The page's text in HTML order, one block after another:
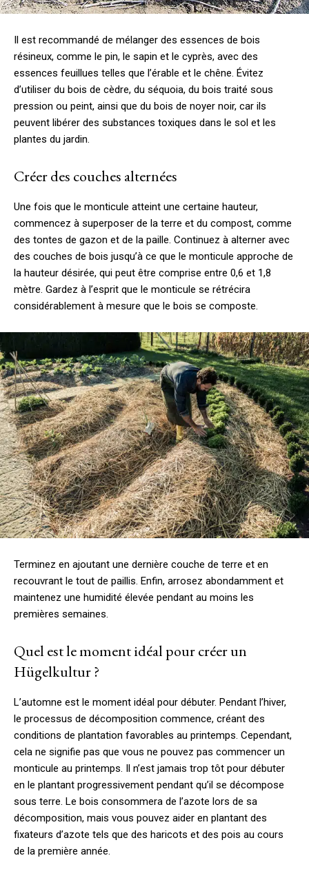
Il est recommandé de mélanger des essences de bois
résineux, comme le pin, le sapin et le cyprès, avec des
essences feuillues telles que l’érable et le chêne. Évitez
d’utiliser du bois de cèdre, du séquoia, du bois traité sous
pression ou peint, ainsi que du bois de noyer noir, car ils
peuvent libérer des substances toxiques dans le sol et les
plantes du jardin.
Créer des couches alternées
Une fois que le monticule atteint une certaine hauteur,
commencez à superposer de la terre et du compost, comme
des tontes de gazon et de la paille. Continuez à alterner avec
des couches de bois jusqu’à ce que le monticule approche de
la hauteur désirée, qui peut être comprise entre 0,6 et 1,8
mètre. Gardez à l’esprit que le monticule se rétrécira
considérablement à mesure que le bois se composte.
Terminez en ajoutant une dernière couche de terre et en
recouvrant le tout de paillis. Enfin, arrosez abondamment et
maintenez une humidité élevée pendant au moins les
premières semaines.
Quel est le moment idéal pour créer un
Hügelkultur ?
L’automne est le moment idéal pour débuter. Pendant l’hiver,
le processus de décomposition commence, créant des
conditions de plantation favorables au printemps. Cependant,
cela ne signifie pas que vous ne pouvez pas commencer un
monticule au printemps. Il n’est jamais trop tôt pour débuter
en le plantant progressivement pendant qu’il se décompose
sous terre. Le bois consommera de l’azote lors de sa
décomposition, mais vous pouvez aider en plantant des
fixateurs d’azote tels que des haricots et des pois au cours
de la première année.